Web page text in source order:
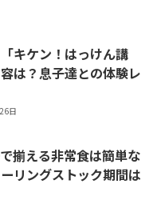
キケン！はっけん講
は？息子達との体験レ
日
揃える非常食は簡単な
リングストック期間は